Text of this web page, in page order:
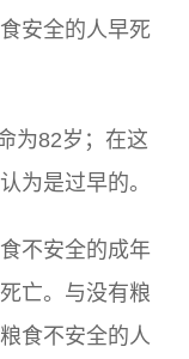
安全的人早死
为82岁；在这
为是过早的。
不安全的成年
亡。与没有粮
食不安全的人